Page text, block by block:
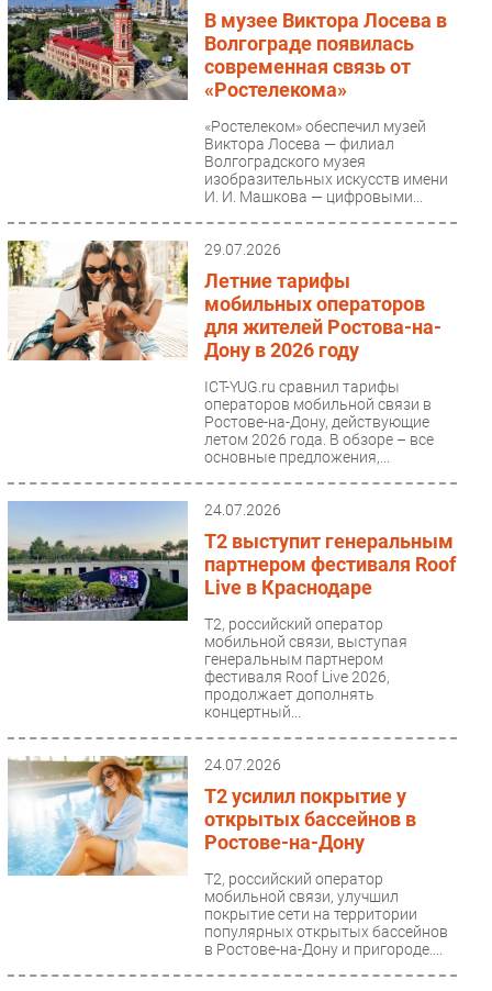
Интернет
Мобильная связь
Фиксированная связь
Интеграция
Оборудование
ПО
Outsourcing
Кадры
Регулирование
CIO/Управление ИТ
Гаджеты
Здоровье
РАЗДЕЛЫ
Интервью
Мероприятия
Проекты
IT класс
Тестовый стенд
В музее Виктора Лосева в
Волгограде появилась
современная связь от
«Ростелекома»
«Ростелеком» обеспечил музей
Виктора Лосева — филиал
Волгоградского музея
изобразительных искусств имени
И. И. Машкова — цифровыми...
29.07.2026
Летние тарифы
мобильных операторов
для жителей Ростова-на-
Дону в 2026 году
ICT-YUG.ru сравнил тарифы
операторов мобильной связи в
Ростове-на-Дону, действующие
летом 2026 года. В обзоре – все
основные предложения,...
24.07.2026
T2 выступит генеральным
партнером фестиваля Roof
Live в Краснодаре
Т2, российский оператор
мобильной связи, выступая
генеральным партнером
фестиваля Roof Live 2026,
продолжает дополнять
концертный...
24.07.2026
T2 усилил покрытие у
открытых бассейнов в
Ростове-на-Дону
Т2, российский оператор
мобильной связи, улучшил
покрытие сети на территории
популярных открытых бассейнов
в Ростове-на-Дону и пригороде....